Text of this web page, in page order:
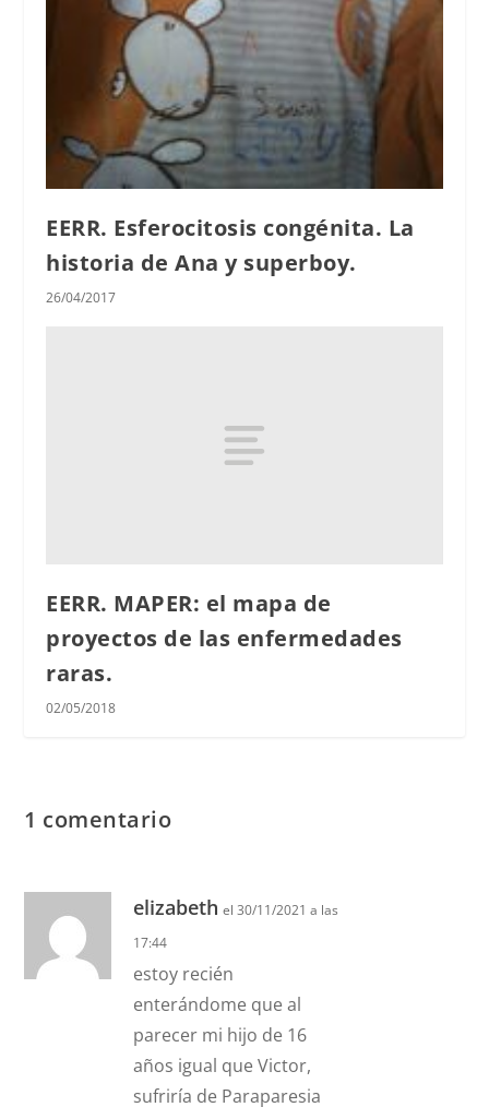
EERR. Esferocitosis congénita. La
historia de Ana y superboy.
26/04/2017
EERR. MAPER: el mapa de
proyectos de las enfermedades
raras.
02/05/2018
1 comentario
elizabeth el 30/11/2021 a las
17:44
estoy recién
enterándome que al
parecer mi hijo de 16
años igual que Victor,
sufriría de Paraparesia